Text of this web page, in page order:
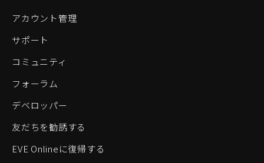
アカウント管理
サポート
コミュニティ
フォーラム
デベロッパー
友だちを勧誘する
EVE Onlineに復帰する